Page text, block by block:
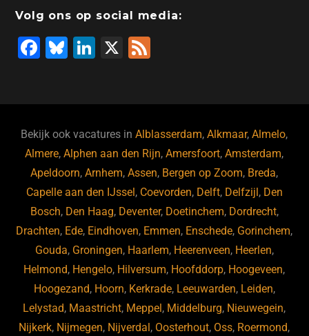
Volg ons op social media:
F
b
o
o
k
Bl
ky
Li
dI
n
X
Bekijk ook vacatures inAlblasserdam,Alkmaar,Almelo,
Almere,Alphen aan den Rijn,Amersfoort,Amsterdam,
Apeldoorn,Arnhem,Assen, Bergen op Zoom, Breda,
Capelle aan den IJssel , Coevorden, Delft, Delfzijl , Den
Bosch, Den Haag, Deventer, Doetinchem, Dordrecht,
Drachten, Ede, Eindhoven, Emmen, Enschede, Gorinchem,
Gouda, Groningen, Haarlem, Heerenveen, Heerlen,
Helmond, Hengelo, Hilversum, Hoofddorp, Hoogeveen,
Hoogezand, Hoorn, Kerkrade, Leeuwarden, Leiden,
Lelystad, Maastricht, Meppel , Middelburg, Nieuwegein,
Nijkerk, Nijmegen, Nijverdal , Oosterhout, Oss, Roermond,